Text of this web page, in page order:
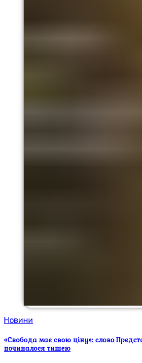
Новини
«Свобода має свою ціну»: слово
починалося тишею